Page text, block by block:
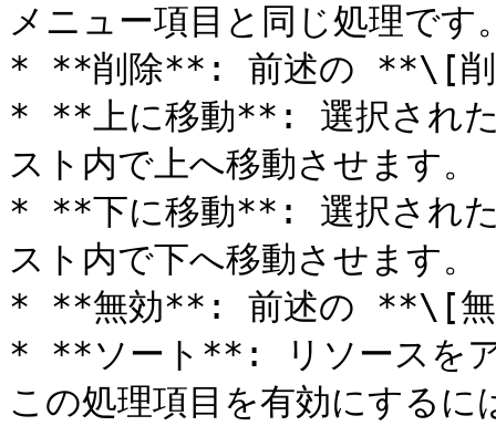
メニュー項目と同じ処理です
* **削除**: 前述の **\[削
* **上に移動**: 選択された
スト内で上へ移動させます。
* **下に移動**: 選択された
スト内で下へ移動させます。
* **無効**: 前述の **\[無
* **ソート**: リソースをア
この処理項目を有効にする